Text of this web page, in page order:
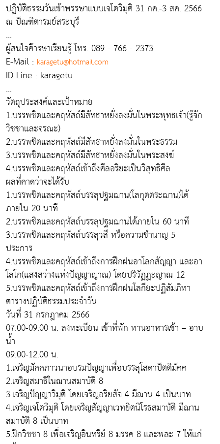
ปฏิบัติธรรมวันเข้าพรรษาแบบเจโตวิมุติ 31 กค.-3 สค. 2566
ณ ปัณฑิตารมย์สระบุรี
...
ผู้สนใจศึารษาเรียนรู้ โทร. 089 - 766 - 2373
E-Mail : karagetu@hotmail.com
ID Line : karagetu
...
วัตถุประสงค์และเป้าหมาย
1.บรรพชิตและคฤหัสถ์มีสัทธาหยั่งลงมั่นในพระพุทธเจ้า(รู้จัก
วิชชาและจรณะ)
2.บรรพชิตและคฤหัสถ์มีสัทธาหยั่งลงมั่นในพระธรรม
3.บรรพชิตและคฤหัสถ์มีสัทธาหยั่งลงมั่นในพระสงฆ์
4.บรรพชิตและคฤหัสถ์เข้าถึงศีลอริยะเป็นวิสุทธิศีล
ผลที่คาดว่าจะได้รับ
1.บรรพชิตและคฤหัสถ์บรรลุปฐมฌาน(โลกุตตระฌาน)ได้
ภายใน 20 นาที
2.บรรพชิตและคฤหัสถ์บรรลุปฐมฌานได้ภายใน 60 นาที
3.บรรพชิตและคฤหัสถ์บรรลุวสี หรือความชำนาญ 5
ประการ
4.บรรพชิตและคฤหัสถ์เข้าถึงการฝึกฝนอาโลกสัญญา และอา
โลโก(แสงสว่างแห่งปัญญาญาณ) โดยปริวัฏฏะญาณ 12
5.บรรพชิตและคฤหัสถ์เข้าถึงการฝึกฝนโลกียะปฏิสัมภิทา
ตารางปฏิบัติธรรมประจำวัน
วันที่ 31 กรกฎาคม 2566
07.00-09.00 น. ลงทะเบียน เข้าที่พัก ทานอาหารเช้า – อาบ
น้ำ
09.00-12.00 น.
1.เจริญมัคคภาวนาอบรมปัญญาเพื่อบรรลุโสดาปัตติมัคค
2.เจริญสมาธิในฌานสมาบัติ 8
3.เจริญปัญญาวิมุติ โดยเจริญอริยสัจ 4 มีฌาน 4 เป็นบาท
4.เจริญเจโตวิมุติ โดยเจริญสัญญาเวทยิตนิโรธสมาบัติ มีฌาน
สมาบัติ 8 เป็นบาท
5.ฝึกวิชชา 8 เพื่อเจริญอินทรีย์ 8 มรรค 8 และพละ 7 ให้แก่